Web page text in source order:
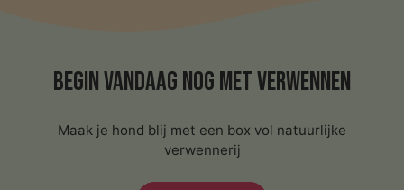
Begin vandaag nog met verwennen
Maak je hond blij met een box vol natuurlijke
verwennerij